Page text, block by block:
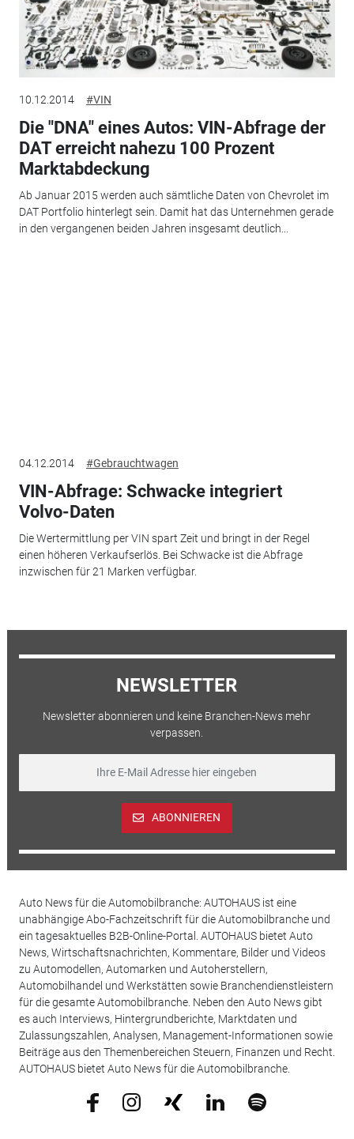
10.12.2014 #VIN
Die "DNA" eines Autos: VIN-Abfrage der
DAT erreicht nahezu 100 Prozent
Marktabdeckung
Ab Januar 2015 werden auch sämtliche Daten von Chevrolet im
DAT Portfolio hinterlegt sein. Damit hat das Unternehmen gerade
in den vergangenen beiden Jahren insgesamt deutlich...
04.12.2014 #Gebrauchtwagen
VIN-Abfrage: Schwacke integriert
Volvo-Daten
Die Wertermittlung per VIN spart Zeit und bringt in der Regel
einen höheren Verkaufserlös. Bei Schwacke ist die Abfrage
inzwischen für 21 Marken verfügbar.
NEWSLETTER
Newsletter abonnieren und keine Branchen-News mehr
verpassen.
ABONNIEREN
Auto News für die Automobilbranche: AUTOHAUS ist eine
unabhängige Abo-Fachzeitschrift für die Automobilbranche und
ein tagesaktuelles B2B-Online-Portal. AUTOHAUS bietet Auto
News, Wirtschaftsnachrichten, Kommentare, Bilder und Videos
zu Automodellen, Automarken und Autoherstellern,
Automobilhandel und Werkstätten sowie Branchendienstleistern
für die gesamte Automobilbranche. Neben den Auto News gibt
es auch Interviews, Hintergrundberichte, Marktdaten und
Zulassungszahlen, Analysen, Management-Informationen sowie
Beiträge aus den Themenbereichen Steuern, Finanzen und Recht.
AUTOHAUS bietet Auto News für die Automobilbranche.